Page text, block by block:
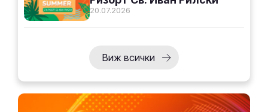
20.07.2026
Виж всички